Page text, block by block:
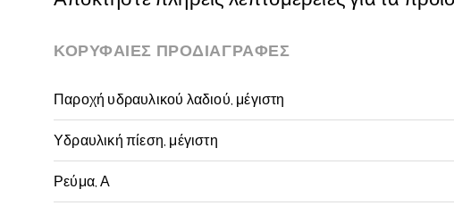
ΚΟΡΥΦΑΊΕΣ ΠΡΟΔΙΑΓΡΑΦΈΣ
Παροχή υδραυλικού λαδιού, μέγιστη
Υδραυλική πίεση, μέγιστη
Ρεύμα, Α